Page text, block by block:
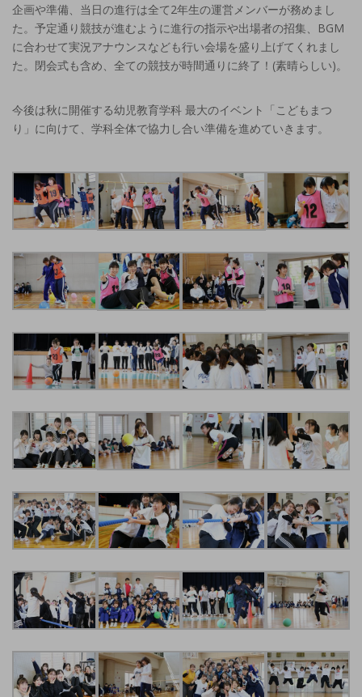
企画や準備、当日の進行は全て2年生の運営メンバーが務めまし
た。予定通り競技が進むように進行の指示や出場者の招集、BGM
に合わせて実況アナウンスなども行い会場を盛り上げてくれまし
た。閉会式も含め、全ての競技が時間通りに終了！(素晴らしい)。
今後は秋に開催する幼児教育学科 最大のイベント「こどもまつ
り」に向けて、学科全体で協力し合い準備を進めていきます。